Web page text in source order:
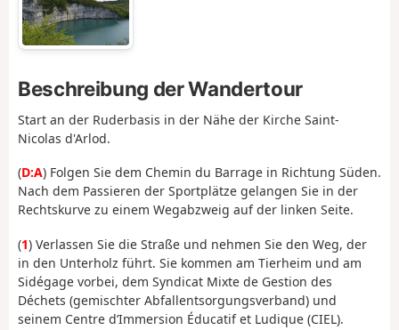
Beschreibung der Wandertour
Start an der Ruderbasis in der Nähe der Kirche Saint-
Nicolas d'Arlod.
(D:A) Folgen Sie dem Chemin du Barrage in Richtung Süden.
Nach dem Passieren der Sportplätze gelangen Sie in der
Rechtskurve zu einem Wegabzweig auf der linken Seite.
(1) Verlassen Sie die Straße und nehmen Sie den Weg, der
in den Unterholz führt. Sie kommen am Tierheim und am
Sidégage vorbei, dem Syndicat Mixte de Gestion des
Déchets (gemischter Abfallentsorgungsverband) und
seinem Centre d’Immersion Éducatif et Ludique (CIEL).